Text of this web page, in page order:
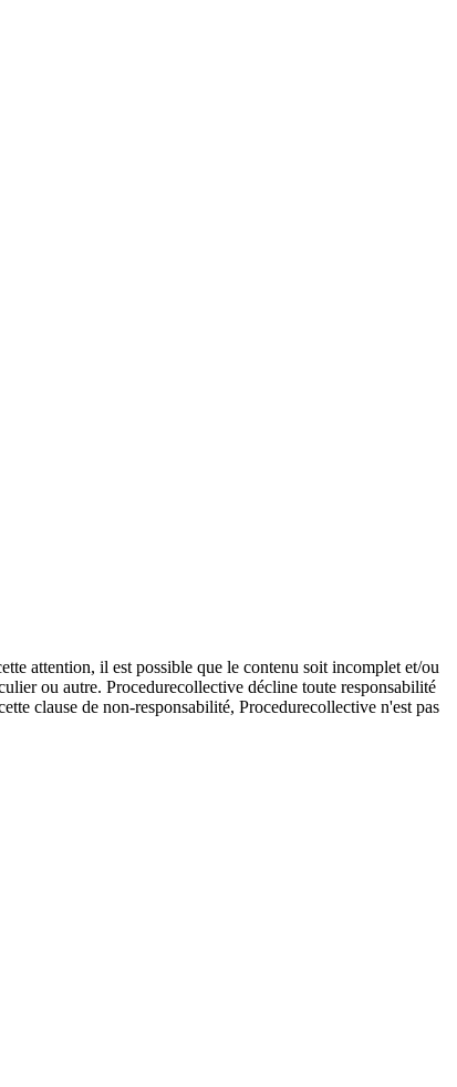
attention, il est possible que le contenu soit incomplet et/ou
ou autre. Procedurecollective décline toute responsabilité
clause de non-responsabilité, Procedurecollective n'est pas